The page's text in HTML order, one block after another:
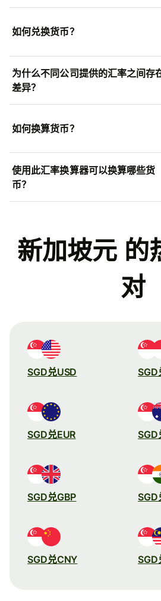
如何兑换货币？
为什么不同公司提供的汇率之间存
差异？
如何换算货币？
使用此汇率换算器可以换算哪些货
币？
新加坡元 的
对
SGD兑USD SGD
SGD兑EUR SGD
SGD兑GBP SGD
SGD兑CNY SGD